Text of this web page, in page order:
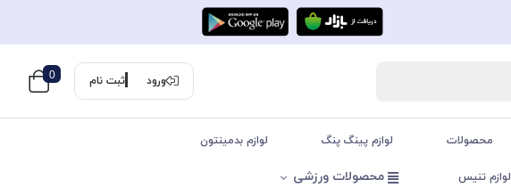
ورود ثبت نام 0
محصولات لوازم پینگ پنگ لوازم بدمینتون
لوازم تنیس محصولات ورزشی